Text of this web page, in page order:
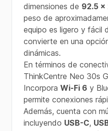
dimensiones de 92.5 x
peso de
equipo es ligero y fácil
convierte en una
dinámicas.
En términos de
ThinkCentre Neo 30s
Incorpora Wi-Fi 6 y
permite conexiones
Además, cuenta con
incluyendo USB-C,